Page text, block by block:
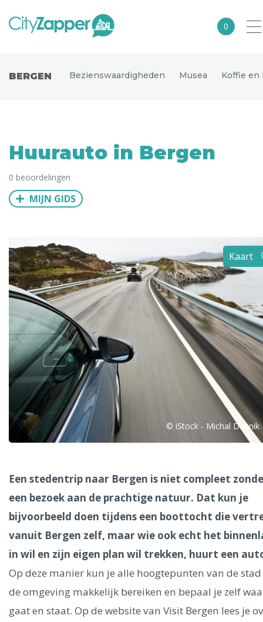
0
Europa
Noord-Amerika
Azië
Uitgelichte bestemmingen
Alle steden
Phoenix
Dresden
Ålesund
Singapore
Berlijn Mechelen
Dublin
Hong Kong München Wenen Budapest
Madrid
Vancouver
BERGEN Bezienswaardigheden Musea Koffie en
Huurauto in Bergen
0 beoordelingen
MIJN GIDS
Kaart
© iStock - Michal Durinik
Een stedentrip naar Bergen is niet compleet
een bezoek aan de prachtige natuur. Dat kun je
bijvoorbeeld doen tijdens een boottocht die
vanuit Bergen zelf, maar wie ook echt het
in wil en zijn eigen plan wil trekken, huurt een
Op deze manier kun je alle hoogtepunten van de
de omgeving makkelijk bereiken en bepaal je zelf
gaat en staat. Op de website van Visit Bergen lees je